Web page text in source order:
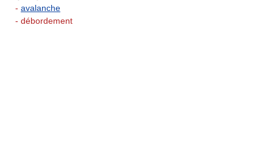
- avalanche
- débordement